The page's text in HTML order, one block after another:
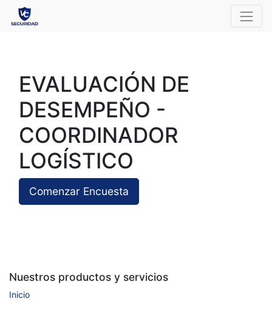
EVALUACIÓN DE
DESEMPEÑO -
COORDINADOR
LOGÍSTICO
Comenzar Encuesta
Nuestros productos y servicios
Inicio